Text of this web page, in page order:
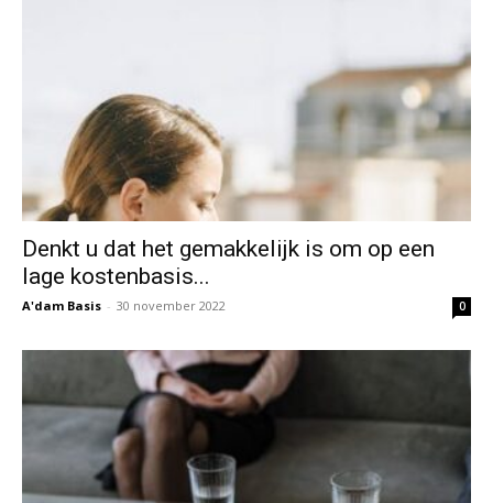
Denkt u dat het gemakkelijk is om op een
lage kostenbasis...
A'dam Basis - 30 november 2022 0